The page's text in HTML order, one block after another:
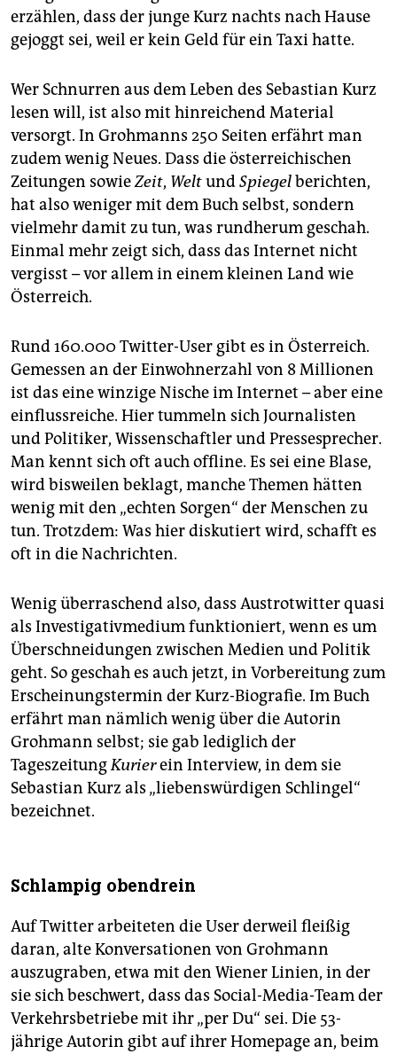
erzählen, dass der junge Kurz nachts nach Hause
gejoggt sei, weil er kein Geld für ein Taxi hatte.
Wer Schnurren aus dem Leben des Sebastian Kurz
lesen will, ist also mit hinreichend Material
versorgt. In Grohmanns 250 Seiten erfährt man
zudem wenig Neues. Dass die österreichischen
Zeitungen sowieZeit, WeltundSpiegelberichten,
hat also weniger mit dem Buch selbst, sondern
vielmehr damit zu tun, was rundherum geschah.
Einmal mehr zeigt sich, dass das Internet nicht
vergisst – vor allem in einem kleinen Land wie
Österreich.
Rund 160.000 Twitter-User gibt es in Österreich.
Gemessen an der Einwohnerzahl von 8 Millionen
ist das eine winzige Nische im Internet – aber eine
einflussreiche. Hier tummeln sich Journalisten
und Politiker, Wissenschaftler und Pressesprecher.
Man kennt sich oft auch offline. Es sei eine Blase,
wird bisweilen beklagt, manche Themen hätten
wenig mit den „echten Sorgen“ der Menschen zu
tun. Trotzdem: Was hier diskutiert wird, schafft es
oft in die Nachrichten.
Wenig überraschend also, dass Austro­twitter quasi
als Investigativ­medium funktioniert, wenn es um
Überschneidungen zwischen Medien und Politik
geht. So geschah es auch jetzt, in Vorbereitung zum
Erscheinungstermin der Kurz-Biografie. Im Buch
erfährt man nämlich wenig über die Autorin
Grohmann selbst; sie gab lediglich der
TageszeitungKurierein Interview, in dem sie
Sebastian Kurz als „liebenswürdigen Schlingel“
bezeichnet.
Schlampig obendrein
Auf Twitter arbeiteten die User derweil fleißig
daran, alte Konversationen von Grohmann
auszugraben, etwa mit den Wiener Linien, in der
sie sich beschwert, dass das Social-Media-Team der
Verkehrsbetriebe mit ihr „per Du“ sei. Die 53-
jährige Autorin gibt auf ihrer Homepage an, beim